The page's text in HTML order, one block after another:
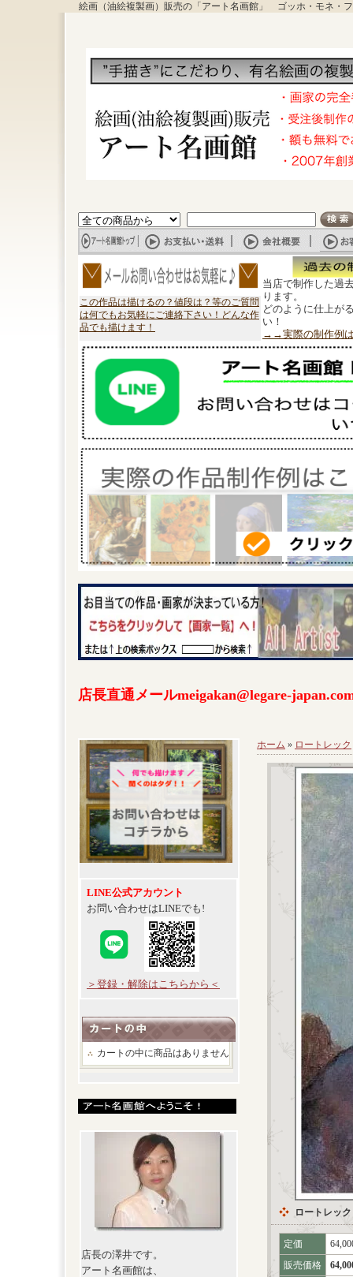
絵画（油絵複製画）販売の「アート名画館」 ゴッホ・モネ・
この作品は描けるの？値段は？等のご質問
は何でもお気軽にご連絡下さい！どんな作
品でも描けます！
当店で制作した過
ります。
どのように仕上が
い！
→→実際の制作例
店長直通メールmeigakan@legare-
LINE公式アカウント
お問い合わせはLINEでも!
＞登録・解除はこちらから＜
カートの中に商品はありません
店長の澤井です。
アート名画館は、
ホーム » ロートレック
ロートレッ
定価
販売価格